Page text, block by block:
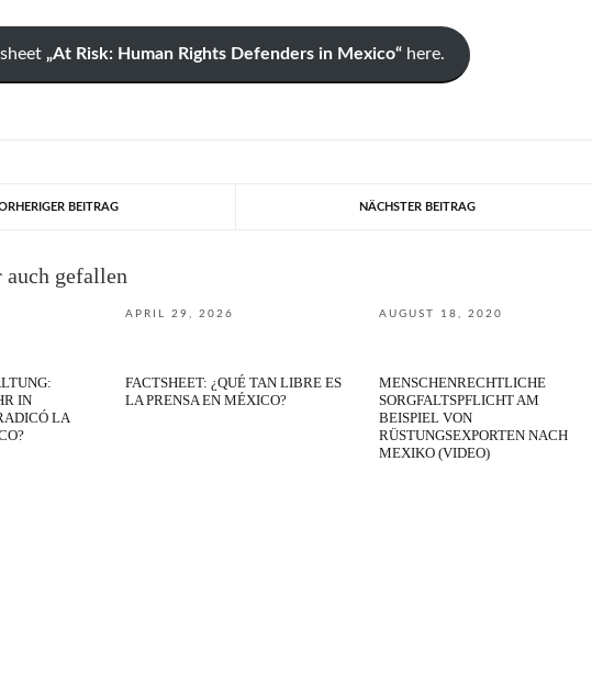
„At Risk: Human Rights Defenders in Mexico“here.
BEITRAG NÄCHSTER BEITRAG
gefallen
IN
LA
APRIL 29, 2026
FACTSHEET: ¿QUÉ TAN LIBRE ES
LA PRENSA EN MÉXICO?
AUGUST 18, 2020
MENSCHENRECHTLICHE
SORGFALTSPFLICHT AM
BEISPIEL VON
RÜSTUNGSEXPORTEN NACH
MEXIKO (VIDEO)